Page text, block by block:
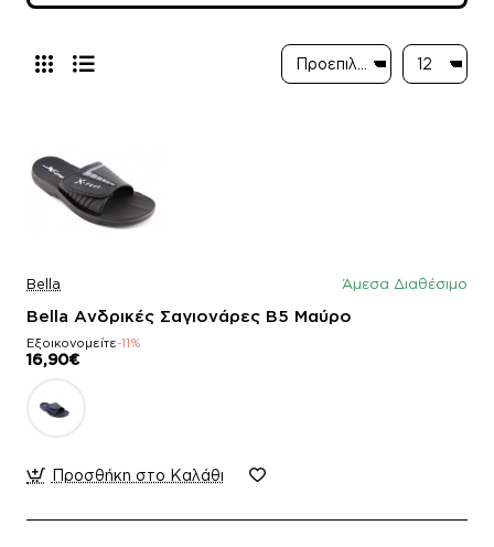
Bella Άμεσα Διαθέσιμο
Bella Ανδρικές Σαγιονάρες B5 Μαύρο
Εξοικονομείτε-11%
16,90€
Προσθήκη στο Καλάθι